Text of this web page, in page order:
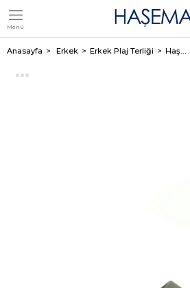
Menü
Üye Girişi Üye Ol
Anasayfa Erkek Erkek Plaj Terliği Haşema Erkek Haki Eva Plaj Terliği 23701